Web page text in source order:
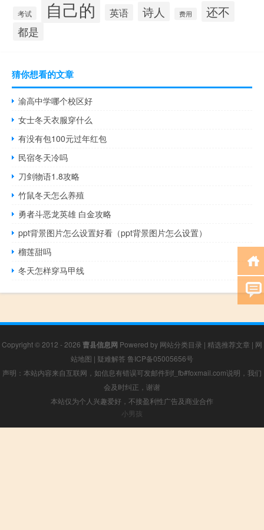
考试 自己的 英语 诗人 费用 还不
都是
猜你想看的文章
渝高中学哪个校区好
女士冬天衣服穿什么
有没有包100元过年红包
民宿冬天冷吗
刀剑物语1.8攻略
竹鼠冬天怎么养殖
勇者斗恶龙英雄 白金攻略
ppt背景图片怎么设置好看（ppt背景图片怎么设置）
榴莲甜吗
冬天怎样穿马甲线
Copyright © 2012 - 2026 曹县信息网 Powered by 网站分类目录 | 精选推荐文章 | 网
站地图 | 疑难解答 鲁ICP备05005656号
声明：本站内容来自互联网，如信息有错误可发邮件到f_fb#foxmail.com说明，我们
会及时纠正，谢谢
本站仅为个人兴趣爱好，不接盈利性广告及商业合作
小男孩